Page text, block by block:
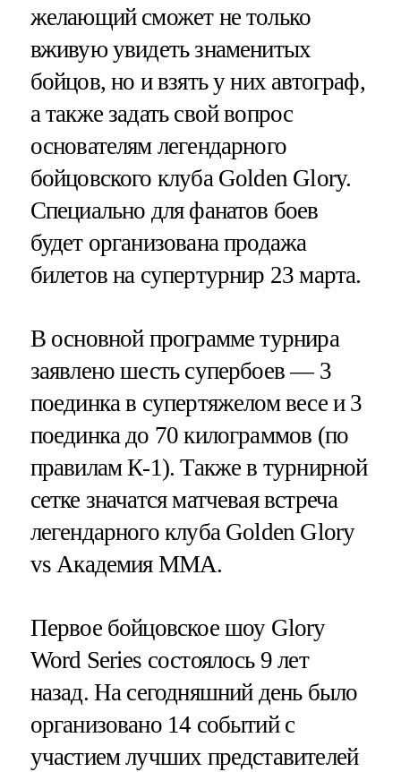
желающий сможет не только
вживую увидеть знаменитых
бойцов, но и взять у них автограф,
а также задать свой вопрос
основателям легендарного
бойцовского клуба Golden Glory.
Специально для фанатов боев
будет организована продажа
билетов на супертурнир 23 марта.
В основной программе турнира
заявлено шесть супербоев — 3
поединка в супертяжелом весе и 3
поединка до 70 килограммов (по
правилам К-1). Также в турнирной
сетке значатся матчевая встреча
легендарного клуба Golden Glory
vs Академия MMA.
Первое бойцовское шоу Glory
Word Series состоялось 9 лет
назад. На сегодняшний день было
организовано 14 событий с
участием лучших представителей